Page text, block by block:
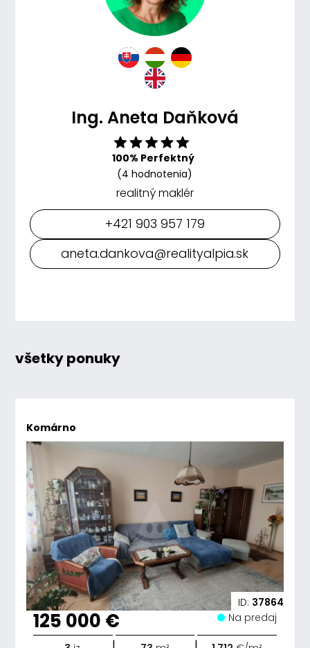
Ing. Aneta Daňková
100% Perfektný
(4 hodnotenia)
realitný maklér
+421 903 957 179
aneta.dankova@realityalpia.sk
všetky ponuky
Komárno
ID: 37864
125 000 € Na predaj